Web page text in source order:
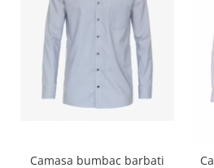
Camasa bumbac barbati